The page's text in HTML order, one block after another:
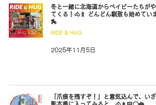
冬と一緒に北海道からベイビーたちがや
てくる！🐴🍼 どんどん馴致も始めてい
🏇
RIDE & HUG
2025年11月5日
「爪痕を残すぞ！」と意気込んで、いざ